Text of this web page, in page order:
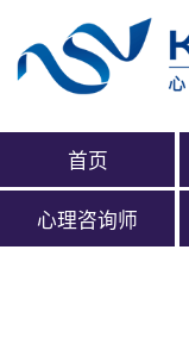
首页
心理咨询师